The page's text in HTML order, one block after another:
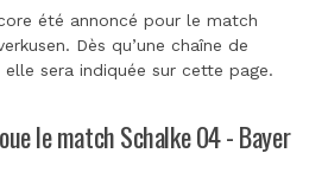
été annoncé pour le match
Dès qu’une chaîne de
sera indiquée sur cette page.
le match Schalke 04 - Bayer